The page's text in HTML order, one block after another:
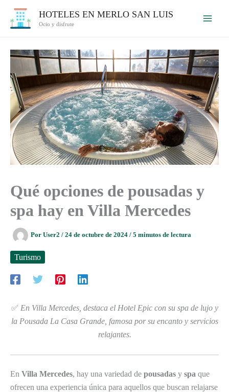
HOTELES EN MERLO SAN LUIS
Ocio y disfrute
Qué opciones de pousadas y
spa hay en Villa Mercedes
Por User2 / 24 de octubre de 2024 / 5 minutos de lectura
Turismo
✅ En Villa Mercedes, destaca el Hotel Epic con su spa de lujo y
la Pousada La Casa Grande, famosa por su encanto y servicios
relajantes.
En Villa Mercedes, hay una variedad de pousadas y spa que
ofrecen una experiencia única para aquellos que buscan relajarse